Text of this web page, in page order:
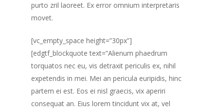
purto zril laoreet. Ex error omnium interpretaris
movet.
[vc_empty_space height=”30px”]
[edgtf_blockquote text=”Alienum phaedrum
torquatos nec eu, vis detraxit periculis ex, nihil
expetendis in mei. Mei an pericula euripidis, hinc
partem ei est. Eos ei nisl graecis, vix aperiri
consequat an. Eius lorem tincidunt vix at, vel